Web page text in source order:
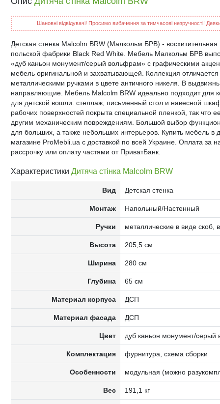
Шановні відвідувачі! Просимо вибачення за тимчасові незручності!
Детская стенка Malcolm BRW (Малкольм БРВ) -
польской фабрики Black Red White. Мебель Малкольм БРВ
«дуб каньон монумент/серый вольфрам» с графическими
мебель оригинальной и захватывающей. Коллекция
металлическими ручками в цвете античного никеля. В
направляющие. Мебель Malcolm BRW идеально подходит для
для детской вошли: стеллаж, письменный стол и навесной
рабочих поверхностей покрыта специальной пленкой, так что
другим механическим повреждениям. Большой выбор
для больших, а также небольших интерьеров. Купить мебель
магазине ProMebli.ua с доставкой по всей Украине. Оплата за
рассрочку или оплату частями от ПриватБанк.
Характеристики Дитяча стінка Malcolm BRW
Вид Детская стенка
Монтаж Напольный/Настенный
Ручки металлические в виде скоб,
Высота 205,5 см
Ширина 280 см
Глубина 65 см
Материал корпуса ДСП
Материал фасада ДСП
Цвет дуб каньон монумент/серый
Комплектация фурнитура, схема сборки
Особенности модульная (можно
Вес 191,1 кг